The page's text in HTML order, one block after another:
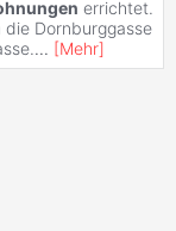
errichtet.
Dornburggasse
... [Mehr]